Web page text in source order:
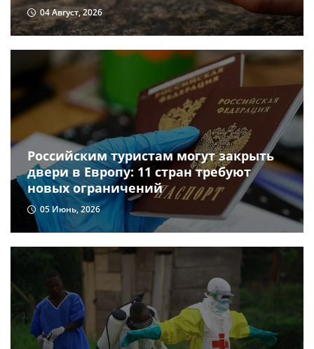
04 Август, 2026
Российским туристам могут закрыть
двери в Европу: 11 стран требуют
новых ограничений
05 Июнь, 2026